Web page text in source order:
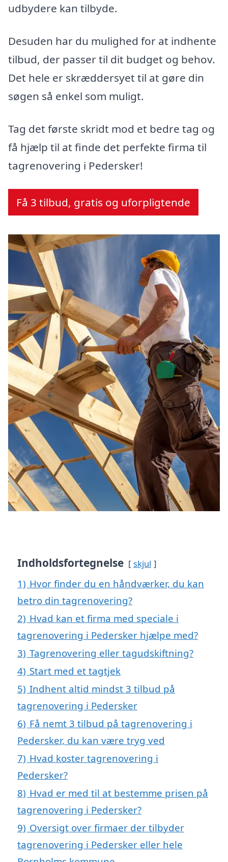
udbydere kan tilbyde.
Desuden har du mulighed for at indhente
tilbud, der passer til dit budget og behov.
Det hele er skræddersyet til at gøre din
søgen så enkel som muligt.
Tag det første skridt mod et bedre tag og
få hjælp til at finde det perfekte firma til
tagrenovering i Pedersker!
Få 3 tilbud, gratis og uforpligtende
Indholdsfortegnelse skjul
1) Hvor finder du en håndværker, du kan
betro din tagrenovering?
2) Hvad kan et firma med speciale i
tagrenovering i Pedersker hjælpe med?
3) Tagrenovering eller tagudskiftning?
4) Start med et tagtjek
5) Indhent altid mindst 3 tilbud på
tagrenovering i Pedersker
6) Få nemt 3 tilbud på tagrenovering i
Pedersker, du kan være tryg ved
7) Hvad koster tagrenovering i
Pedersker?
8) Hvad er med til at bestemme prisen på
tagrenovering i Pedersker?
9) Oversigt over firmaer der tilbyder
tagrenovering i Pedersker eller hele